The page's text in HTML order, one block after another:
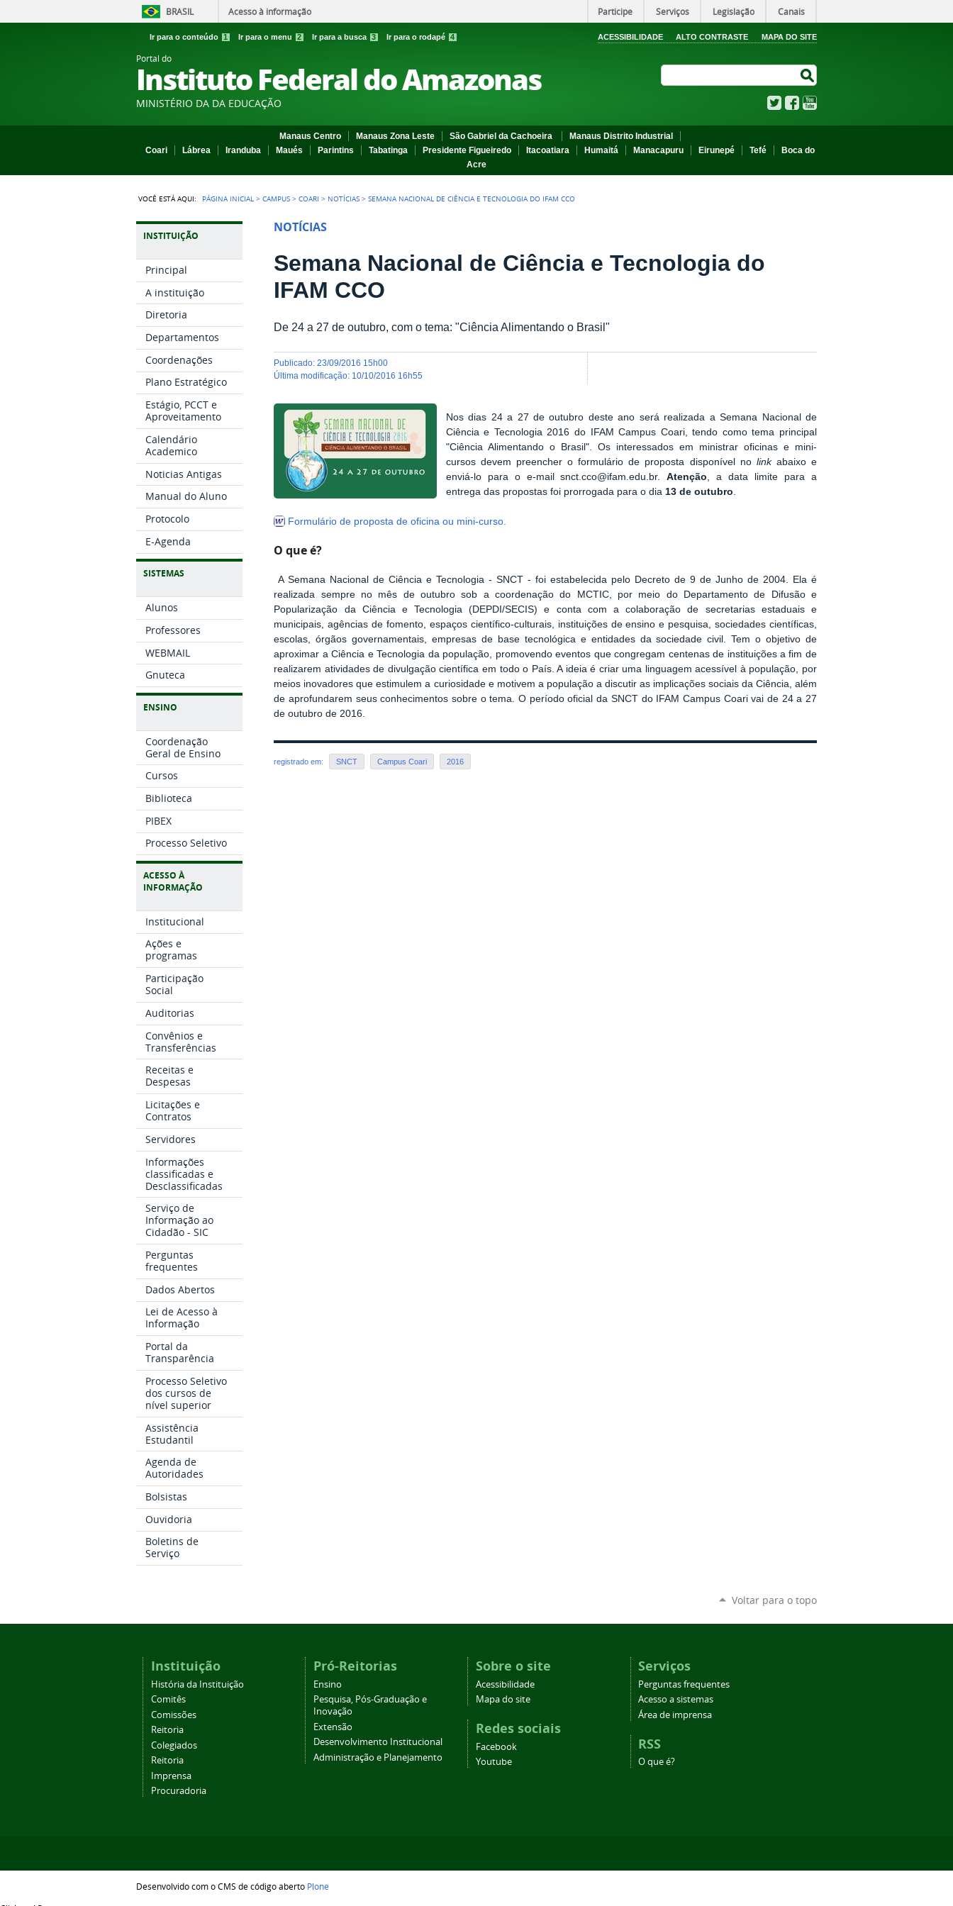
BRASIL Acesso à informação Participe Serviços Legislação Canais
Ir para o conteúdo 1 Ir para o menu 2 Ir para a busca 3 Ir para o rodapé 4 ACESSIBILIDADE ALTO CONTRASTE MAPA DO SITE
Portal do
Instituto Federal do Amazonas
MINISTÉRIO DA DA EDUCAÇÃO TwitterFacebook
Manaus Centro Manaus Zona Leste São Gabriel da Cachoeira
Manaus Distrito Industrial
Coari
Lábrea Iranduba Maués Parintins Tabatinga Presidente Figueiredo Itacoatiara Humaitá Manacapuru Eirunepé Tefé
Boca do
Acre
VOCÊ ESTÁ AQUI: PÁGINA INICIAL >CAMPUS >COARI > NOTÍCIAS >SEMANA NACIONAL DE CIÊNCIA E TECNOLOGIA DO IFAM CCO
INSTITUIÇÃO
Principal
A instituição
Diretoria
Departamentos
Coordenações
Plano Estratégico
Estágio, PCCT e
Aproveitamento
Calendário
Academico
Noticias Antigas
Manual do Aluno
Protocolo
E-Agenda
SISTEMAS
Alunos
Professores
WEBMAIL
Gnuteca
ENSINO
Coordenação
Geral de Ensino
Cursos
Biblioteca
PIBEX
Processo Seletivo
ACESSO À
INFORMAÇÃO
Institucional
Ações e
programas
Participação
Social
Auditorias
Convênios e
Transferências
Receitas e
Despesas
Licitações e
Contratos
Servidores
Informações
classificadas e
Desclassificadas
Serviço de
Informação ao
Cidadão - SIC
Perguntas
frequentes
Dados Abertos
Lei de Acesso à
Informação
Portal da
Transparência
Processo Seletivo
dos cursos de
nível superior
Assistência
Estudantil
Agenda de
Autoridades
Bolsistas
Ouvidoria
Boletins de
Serviço
NOTÍCIAS
Semana Nacional de Ciência e Tecnologia do
IFAM CCO
De 24 a 27 de outubro, com o tema: "Ciência Alimentando o Brasil"
publicado:23/09/2016 15h00
última modificação: 10/10/2016 16h55
Nos dias 24 a 27 de outubro deste ano será realizada a Semana Nacional de
Ciência e Tecnologia 2016 do IFAM Campus Coari, tendo como tema principal
"Ciência Alimentando o Brasil". Os interessados em ministrar oficinas e mini-
cursos devem preencher o formulário de proposta disponível no linkabaixo e
enviá-lo para o e-mail snct.cco@ifam.edu.br.Atenção , a data limite para a
entrega das propostas foi prorrogada para o dia 13 de outubro
Formulário de proposta de oficina ou mini-curso.
O que é?
A Semana Nacional de Ciência e Tecnologia - SNCT - foi estabelecida pelo Decreto de 9 de Junho de 2004. Ela é
realizada sempre no mês de outubro sob a coordenação do MCTIC, por meio do Departamento de Difusão e
Popularização da Ciência e Tecnologia (DEPDI/SECIS) e conta com a colaboração de secretarias estaduais e
municipais, agências de fomento, espaços científico-culturais, instituições de ensino e pesquisa, sociedades científicas,
escolas, órgãos governamentais, empresas de base tecnológica e entidades da sociedade civil. Tem o objetivo de
aproximar a Ciência e Tecnologia da população, promovendo eventos que congregam centenas de instituições a fim de
realizarem atividades de divulgação científica em todo o País. A ideia é criar uma linguagem acessível à população, por
meios inovadores que estimulem a curiosidade e motivem a população a discutir as implicações sociais da Ciência, além
de aprofundarem seus conhecimentos sobre o tema.O período oficial da SNCT do IFAM Campus Coari vai de 24 a 27
de outubro de 2016.
registrado em: SNCT Campus Coari 2016
Voltar para o topo
Instituição
História da Instituição
Comitês
Comissões
Reitoria
Colegiados
Reitoria
Imprensa
Procuradoria
Pró-Reitorias
Ensino
Pesquisa, Pós-Graduação e
Inovação
Extensão
Desenvolvimento Institucional
Administração e Planejamento
Sobre o site
Acessibilidade
Mapa do site
Redes sociais
Facebook
Youtube
Serviços
Perguntas frequentes
Acesso a sistemas
Área de imprensa
RSS
O que é?
Desenvolvido com o CMS de código aberto Plone